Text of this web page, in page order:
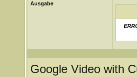
Ausgabe
Google Video with